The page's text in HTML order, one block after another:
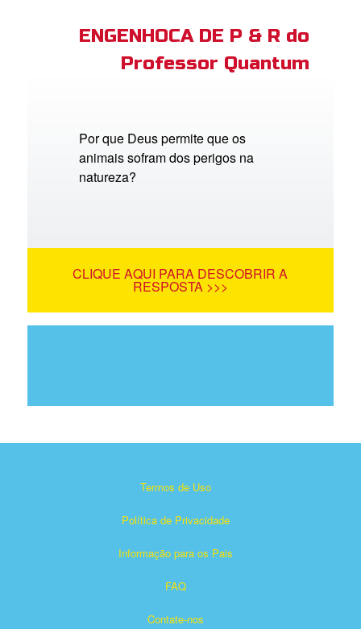
ENGENHOCA DE P & R do
Professor Quantum
Por que Deus permite que os
animais sofram dos perigos na
natureza?
CLIQUE AQUI PARA DESCOBRIR A
RESPOSTA >>>
Termos de Uso
Política de Privacidade
Informação para os Pais
FAQ
Contate-nos